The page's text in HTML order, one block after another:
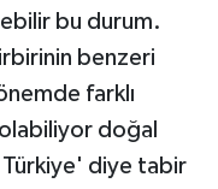
bu durum.
benzeri
farklı
doğal
diye tabir